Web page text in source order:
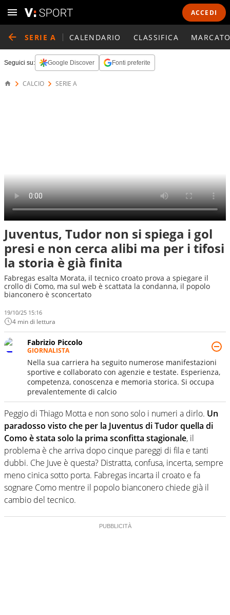
ACCEDI
SERIE A CALENDARIO CLASSIFICA
Seguici su: Google Discover Fonti preferite
CALCIO SERIE A
Juventus, Tudor non si spiega i gol
presi e non cerca alibi ma per i tifosi
la storia è già finita
Fabregas esalta Morata, il tecnico croato prova a spiegare il
crollo di Como, ma sul web è scattata la condanna, il popolo
bianconero è sconcertato
19/10/25 15:16
4 min di lettura
Fabrizio Piccolo
GIORNALISTA
Nella sua carriera ha seguito numerose manifestazioni
sportive e collaborato con agenzie e testate. Esperienza,
competenza, conoscenza e memoria storica. Si occupa
prevalentemente di calcio
Peggio di Thiago Motta e non sono solo i numeri a dirlo. Un
paradosso visto che per la Juventus di Tudor quella di
Como è stata solo la prima sconfitta stagionale, il
problema è che arriva dopo cinque pareggi di fila e tanti
dubbi. Che Juve è questa? Distratta, confusa, incerta, sempre
meno cinica sotto porta. Fabregas incarta il croato e fa
sognare Como mentre il popolo bianconero chiede già il
cambio del tecnico.